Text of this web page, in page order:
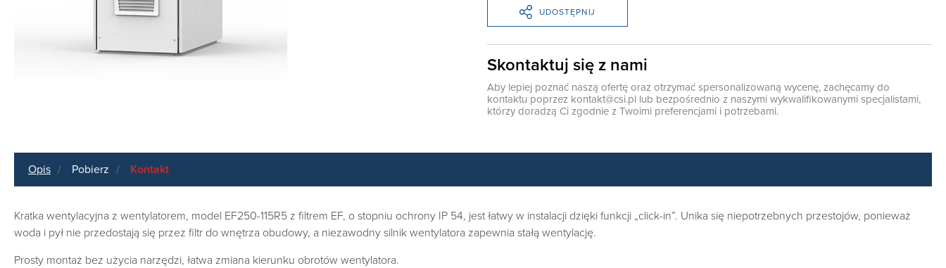
UDOSTĘPNIJ
Skontaktuj się z nami
Aby lepiej poznać naszą ofertę oraz otrzymać spersonalizowaną wycenę, zachęcamy do
kontaktu poprzez kontakt@csi.pl lub bezpośrednio z naszymi wykwalifikowanymi specjalistami,
którzy doradzą Ci zgodnie z Twoimi preferencjami i potrzebami.
Opis Pobierz Kontakt
Kratka wentylacyjna z wentylatorem, model EF250-115R5 z filtrem EF, o stopniu ochrony IP 54, jest łatwy w instalacji dzięki funkcji „click-in”. Unika się niepotrzebnych przestojów, ponieważ
woda i pył nie przedostają się przez filtr do wnętrza obudowy, a niezawodny silnik wentylatora zapewnia stałą wentylację.
Prosty montaż bez użycia narzędzi, łatwa zmiana kierunku obrotów wentylatora.